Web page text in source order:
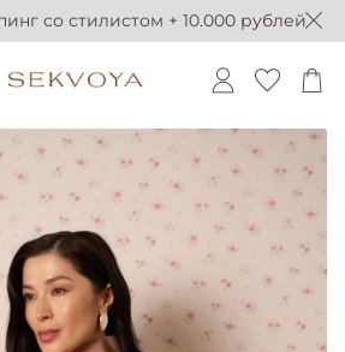
со стилистом + 10.000 рублей